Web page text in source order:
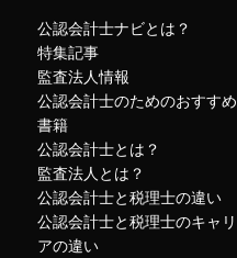
公認会計士ナビとは？
特集記事
監査法人情報
公認会計士のためのおすすめ
書籍
公認会計士とは？
監査法人とは？
公認会計士と税理士の違い
公認会計士と税理士のキャリ
アの違い